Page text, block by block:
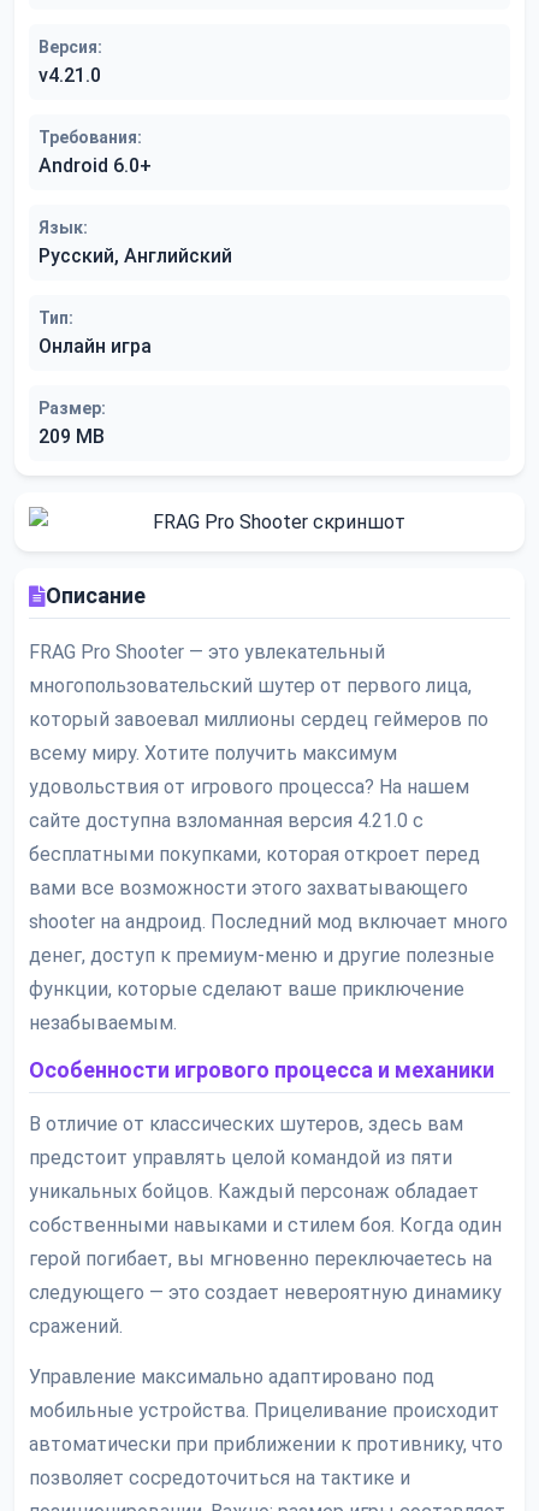
Версия:
v4.21.0
Требования:
Android 6.0+
Язык:
Русский, Английский
Тип:
Онлайн игра
Размер:
209 MB
Описание
FRAG Pro Shooter — это увлекательный
многопользовательский шутер от первого лица,
который завоевал миллионы сердец геймеров по
всему миру. Хотите получить максимум
удовольствия от игрового процесса? На нашем
сайте доступна взломанная версия 4.21.0 с
бесплатными покупками, которая откроет перед
вами все возможности этого захватывающего
shooter на андроид. Последний мод включает много
денег, доступ к премиум-меню и другие полезные
функции, которые сделают ваше приключение
незабываемым.
Особенности игрового процесса и механики
В отличие от классических шутеров, здесь вам
предстоит управлять целой командой из пяти
уникальных бойцов. Каждый персонаж обладает
собственными навыками и стилем боя. Когда один
герой погибает, вы мгновенно переключаетесь на
следующего — это создает невероятную динамику
сражений.
Управление максимально адаптировано под
мобильные устройства. Прицеливание происходит
автоматически при приближении к противнику, что
позволяет сосредоточиться на тактике и